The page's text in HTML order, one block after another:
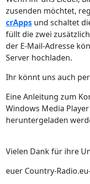
zusenden möchtet,
crApps und schaltet
füllt die zwei
der E-Mail-Adresse
Server hochladen.
Ihr könnt uns auch per
Eine Anleitung zum
Windows Media
heruntergeladen
Vielen Dank für ihre
euer Country-